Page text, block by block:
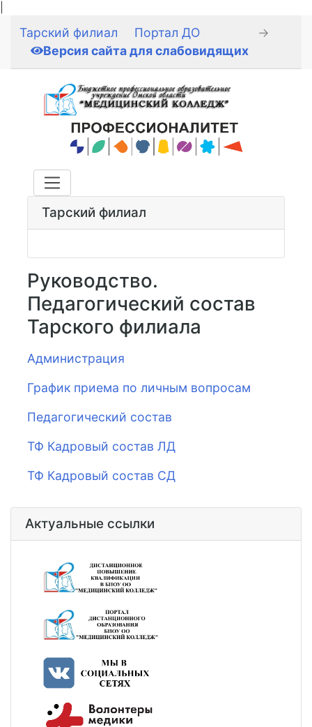
Тарский филиал Портал ДО
→
Версия сайта для слабовидящих
Руководство.
Педагогический состав
Тарского филиала
Администрация
График приема по личным вопросам
Педагогический состав
ТФ Кадровый состав ЛД
ТФ Кадровый состав CД
Тарский филиал
Актуальные ссылки